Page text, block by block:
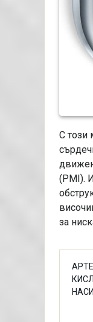
С този
(PMI).
за